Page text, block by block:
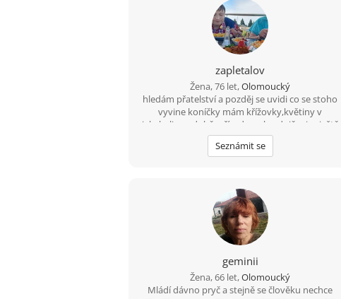
zapletalov
Žena, 76 let,Olomoucký
hledám přatelství a pozděj se uvidi co se stoho
vyvine koníčky mám křížovky,květiny v
jakekoliv podobě ,přírodu ,zahradničeni ,a ještě
dobrou kávu když je ji s kym vypit
Seznámit se
geminii
Žena, 66 let,Olomoucký
Mládí dávno pryč a stejně se člověku nechce